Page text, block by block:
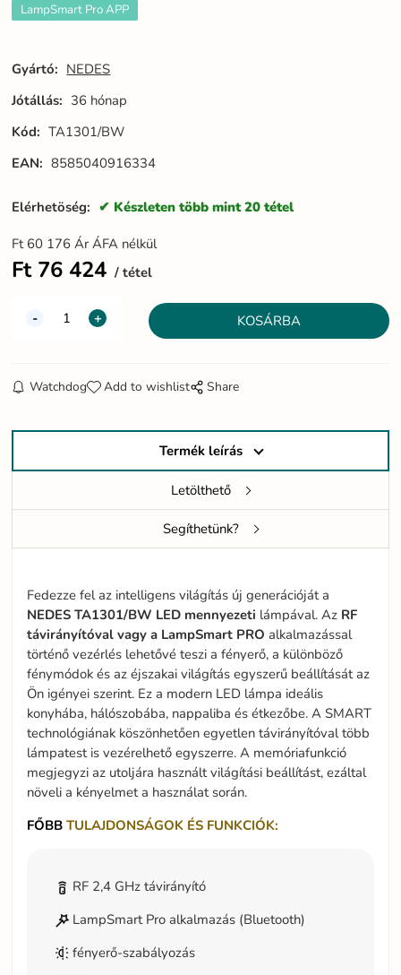
LampSmart Pro APP
Gyártó: NEDES
Jótállás: 36 hónap
Kód: TA1301/BW
EAN: 8585040916334
Elérhetöség: Készleten több mint 20 tétel
Ft 60 176 Ár ÁFA nélkül
Ft 76 424 tétel
Watchdog Add to wishlist Share
Termék leírás
Letölthető
Segíthetünk?
Fedezze fel az intelligens világítás új generációját a
NEDES TA1301/BW LED mennyezeti lámpával. Az RF
távirányítóval vagy a LampSmart PRO alkalmazással
történő vezérlés lehetővé teszi a fényerő, a különböző
fénymódok és az éjszakai világítás egyszerű beállítását az
Ön igényei szerint. Ez a modern LED lámpa ideális
konyhába, hálószobába, nappaliba és étkezőbe. A SMART
technológiának köszönhetően egyetlen távirányítóval több
lámpatest is vezérelhető egyszerre. A memóriafunkció
megjegyzi az utoljára használt világítási beállítást, ezáltal
növeli a kényelmet a használat során.
FŐBB TULAJDONSÁGOK ÉS FUNKCIÓK:
RF 2,4 GHz távirányító
LampSmart Pro alkalmazás (Bluetooth)
fényerő-szabályozás